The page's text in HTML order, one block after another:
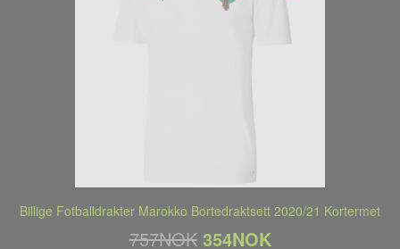
Billige Fotballdrakter Marokko Bortedraktsett 2020/21 Kortermet
757NOK 354NOK